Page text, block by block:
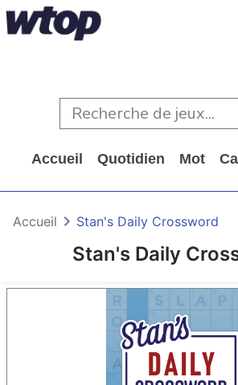
Accueil Quotidien Mot
Stan's Daily
Accueil Stan's Daily Crossword